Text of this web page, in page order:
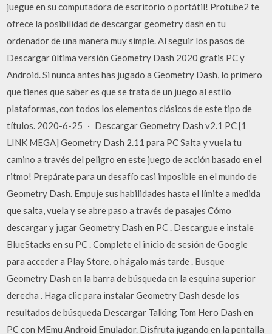
juegue en su computadora de escritorio o portátil! Protube2 te
ofrece la posibilidad de descargar geometry dash en tu
ordenador de una manera muy simple. Al seguir los pasos de
Descargar última versión Geometry Dash 2020 gratis PC y
Android. Si nunca antes has jugado a Geometry Dash, lo primero
que tienes que saber es que se trata de un juego al estilo
plataformas, con todos los elementos clásicos de este tipo de
títulos. 2020-6-25 · Descargar Geometry Dash v2.1 PC [1
LINK MEGA] Geometry Dash 2.11 para PC Salta y vuela tu
camino a través del peligro en este juego de acción basado en el
ritmo! Prepárate para un desafío casi imposible en el mundo de
Geometry Dash. Empuje sus habilidades hasta el límite a medida
que salta, vuela y se abre paso a través de pasajes Cómo
descargar y jugar Geometry Dash en PC . Descargue e instale
BlueStacks en su PC . Complete el inicio de sesión de Google
para acceder a Play Store, o hágalo más tarde . Busque
Geometry Dash en la barra de búsqueda en la esquina superior
derecha . Haga clic para instalar Geometry Dash desde los
resultados de búsqueda Descargar Talking Tom Hero Dash en
PC con MEmu Android Emulador. Disfruta jugando en la pentalla